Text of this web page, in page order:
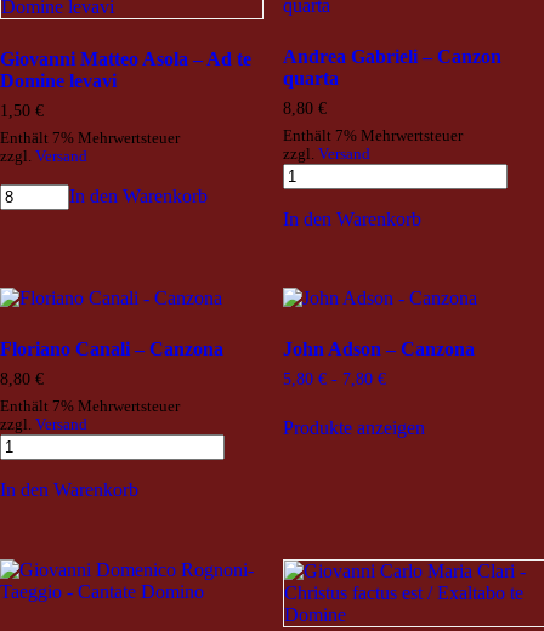
Giovanni Matteo Asola – Ad te
Domine levavi
1,50 €
Enthält 7% Mehrwertsteuer
zzgl. Versand
In den Warenkorb
Andrea Gabrieli – Canzon
quarta
8,80 €
Enthält 7% Mehrwertsteuer
zzgl. Versand
In den Warenkorb
Floriano Canali – Canzona
8,80 €
Enthält 7% Mehrwertsteuer
zzgl. Versand
In den Warenkorb
John Adson – Canzona
5,80 €- 7,80 €
Produkte anzeigen